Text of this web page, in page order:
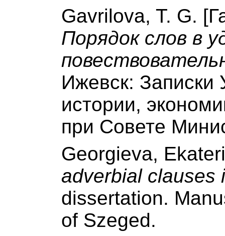
Gavrilova, T. G.
Порядок слов в
Ижевск: Записки
истории,
при Совете
Georgieva,
adverbial clauses
dissertation.
of Szeged.